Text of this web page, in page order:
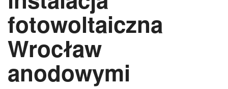
fotowoltaiczna
Wrocław
anodowymi